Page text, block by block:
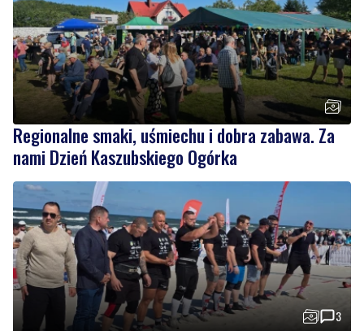
Regionalne smaki, uśmiechu i dobra zabawa. Za
nami Dzień Kaszubskiego Ogórka
3